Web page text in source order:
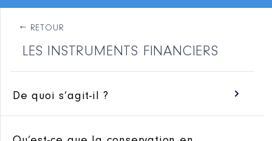
ÊTES-VOUS CONCERNÉ ?
LA DÉCLARATION D'INTÉRÊTS
LES INSTRUMENTS FINANCIERS
De quoi s’agit-il ?